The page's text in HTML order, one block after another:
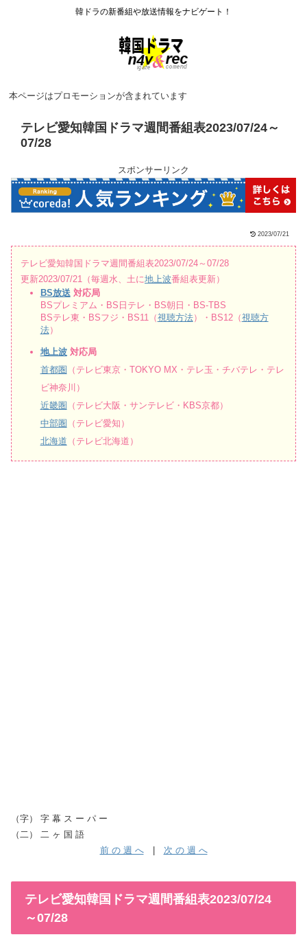
韓ドラの新番組や放送情報をナビゲート！
本ページはプロモーションが含まれています
テレビ愛知韓国ドラマ週間番組表2023/07/24～
07/28
スポンサーリンク
2023/07/21
テレビ愛知韓国ドラマ週間番組表2023/07/24～07/28
更新2023/07/21（毎週水、土に地上波番組表更新）
BS放送 対応局
BSプレミアム・BS日テレ・BS朝日・BS-TBS
BSテレ東・BSフジ・BS11（視聴方法）・BS12（視聴方
法）
地上波対応局
首都圏 （テレビ東京・TOKYO MX・テレ玉・チバテレ・テレ
ビ神奈川）
近畿圏 （テレビ大阪・サンテレビ・KBS京都）
中部圏 （テレビ愛知）
北海道 （テレビ北海道）
（字） 字 幕 ス ー パ ー
（二） 二 ヶ 国 語
前 の 週 へ| 次 の 週 へ
テレビ愛知韓国ドラマ週間番組表2023/07/24
～07/28